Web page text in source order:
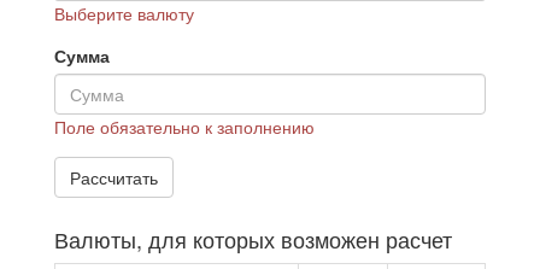
Выберите валюту
Сумма
Поле обязательно к заполнению
Валюты, для которых возможен расчет